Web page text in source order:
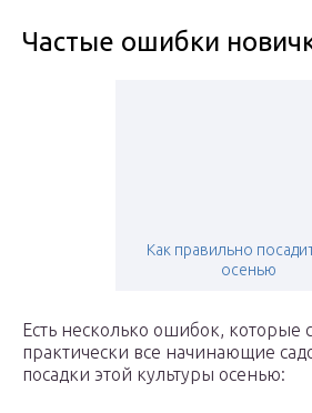
Частые ошибки
Как правильно
осенью
Есть несколько ошибок, которые
практически все начинающие
посадки этой культуры осенью: